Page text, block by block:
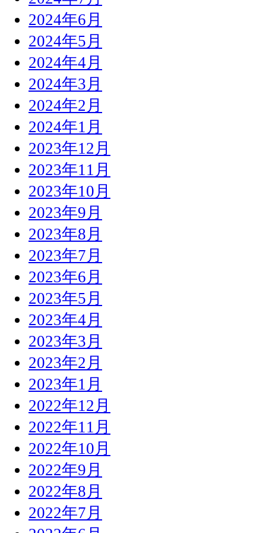
2024年6月
2024年5月
2024年4月
2024年3月
2024年2月
2024年1月
2023年12月
2023年11月
2023年10月
2023年9月
2023年8月
2023年7月
2023年6月
2023年5月
2023年4月
2023年3月
2023年2月
2023年1月
2022年12月
2022年11月
2022年10月
2022年9月
2022年8月
2022年7月